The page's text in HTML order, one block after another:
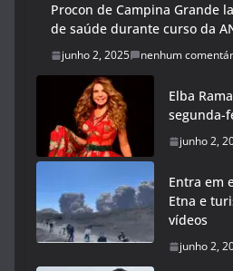
Procon de Campina Grande
de saúde durante curso da
junho 2, 2025 nenhum
Elba
segunda-
junho 2,
Entra em
Etna e
vídeos
junho 2,